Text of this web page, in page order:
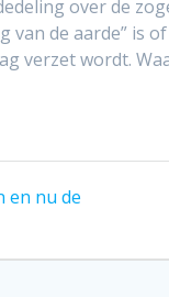
over de
de aarde” is
verzet wordt.
en nu de